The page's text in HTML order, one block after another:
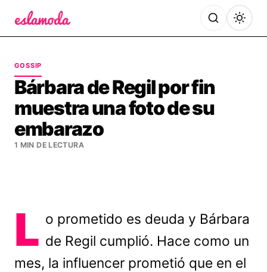
GOSSIP
Bárbara de Regil por fin
muestra una foto de su
embarazo
1 MIN DE LECTURA
L o prometido es deuda y Bárbara
de Regil cumplió. Hace como un
mes, la influencer prometió que en el